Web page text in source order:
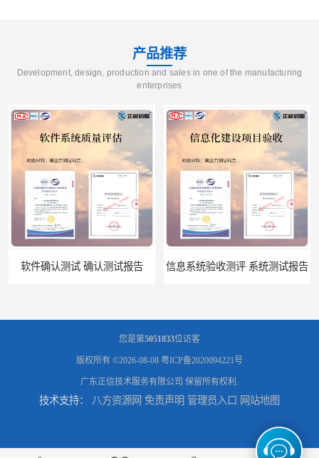
产品推荐
Development, design, production and sales in one of the manufacturing
enterprises
信息系统验收测评 系统测试报告
政务系统验收测试 软件测试报告 软件系统验收测试？软件验收测评的标准及政策依据？软件验收测评服务内容？
您是第5051833位访客
版权所有 ©2026-08-08 粤ICP备2020094221号
广东正信技术服务有限公司 保留所有权利.
技术支持： 八方资源网 免责声明 管理员入口 网站地图